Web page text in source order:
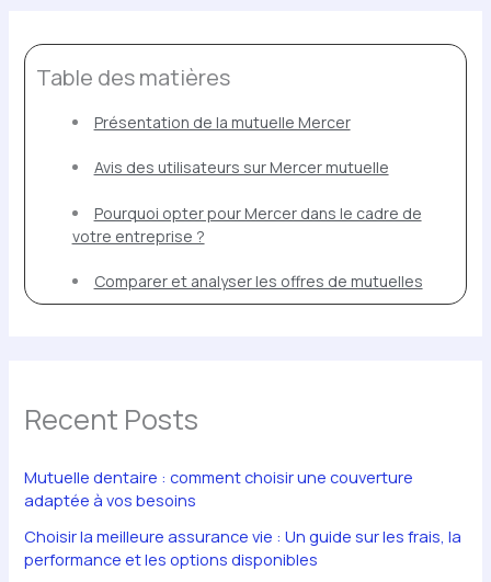
essentiel
pourTable des matières
Présentation de la mutuelle Mercer
Avis des utilisateurs sur Mercer mutuelle
Pourquoi opter pour Mercer dans le cadre de
votre entreprise ?
Comparer et analyser les offres de mutuelles
Recent Posts
Mutuelle dentaire : comment choisir une couverture
adaptée à vos besoins
Choisir la meilleure assurance vie : Un guide sur les frais, la
performance et les options disponibles